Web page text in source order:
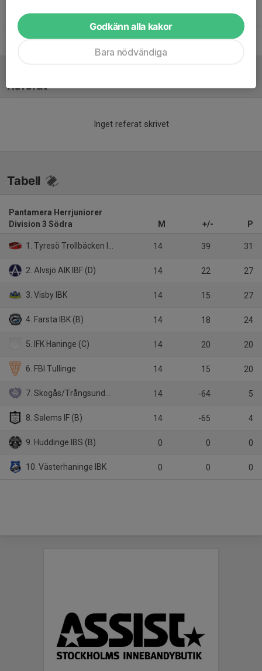
Tomas JanssonHuvudtränare
Jens StrandbergAssisterande tränare
Referat
Inget referat skrivet
Tabell
Pantamera Herrjuniorer
Division 3 Södra
M +/- P
1. Tyresö Trollbäcken IBK 14 39 31
2. Älvsjö AIK IBF (D) 14 22 27
3. Visby IBK 14 15 27
4. Farsta IBK (B) 14 18 24
5. IFK Haninge (C) 14 20 20
6. FBI Tullinge 14 15 20
7. Skogås/Trångsunds IBK 14 -64 5
8. Salems IF (B) 14 -65 4
9. Huddinge IBS (B) 0 0 0
10. Västerhaninge IBK 0 0 0
Godkänn alla kakor
Bara nödvändiga